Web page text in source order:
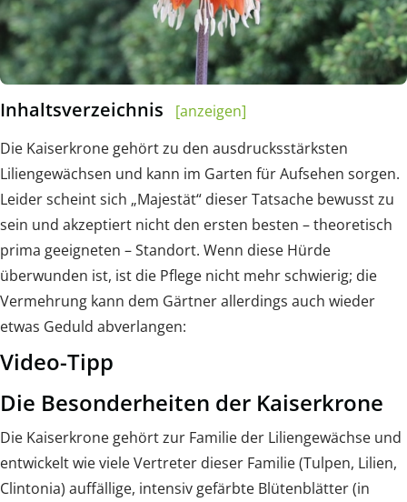
Inhaltsverzeichnis
[anzeigen]
Die Kaiserkrone gehört zu den ausdrucksstärksten
Liliengewächsen und kann im Garten für Aufsehen sorgen.
Leider scheint sich „Majestät“ dieser Tatsache bewusst zu
sein und akzeptiert nicht den ersten besten – theoretisch
prima geeigneten – Standort. Wenn diese Hürde
überwunden ist, ist die Pflege nicht mehr schwierig; die
Vermehrung kann dem Gärtner allerdings auch wieder
etwas Geduld abverlangen:
Video-Tipp
Die Besonderheiten der Kaiserkrone
Die Kaiserkrone gehört zur Familie der Liliengewächse und
entwickelt wie viele Vertreter dieser Familie (Tulpen, Lilien,
Clintonia) auffällige, intensiv gefärbte Blütenblätter (in